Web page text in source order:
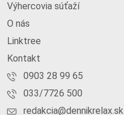
Výhercovia súťaží
O nás
Linktree
Kontakt
0903 28 99 65
033/7726 500
redakcia@dennikrelax.sk